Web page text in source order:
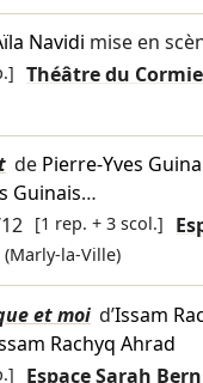
Navidi mise en
Théâtre du
de Pierre-Yves
Guinais…
[1 rep. + 3 scol.]
(Marly-la-Ville)
et moi d’Issam
Rachyq Ahrad
Espace Sarah